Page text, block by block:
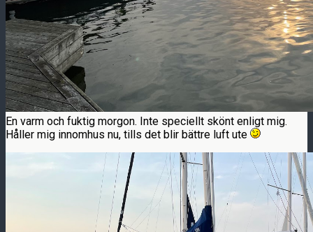
En varm och fuktig morgon. Inte speciellt skönt enligt mig.
Håller mig innomhus nu, tills det blir bättre luft ute